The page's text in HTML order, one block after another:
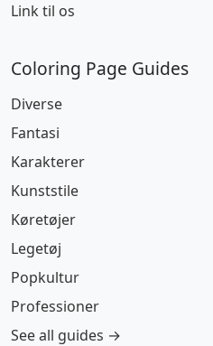
Link til os
Coloring Page Guides
Diverse
Fantasi
Karakterer
Kunststile
Køretøjer
Legetøj
Popkultur
Professioner
See all guides →